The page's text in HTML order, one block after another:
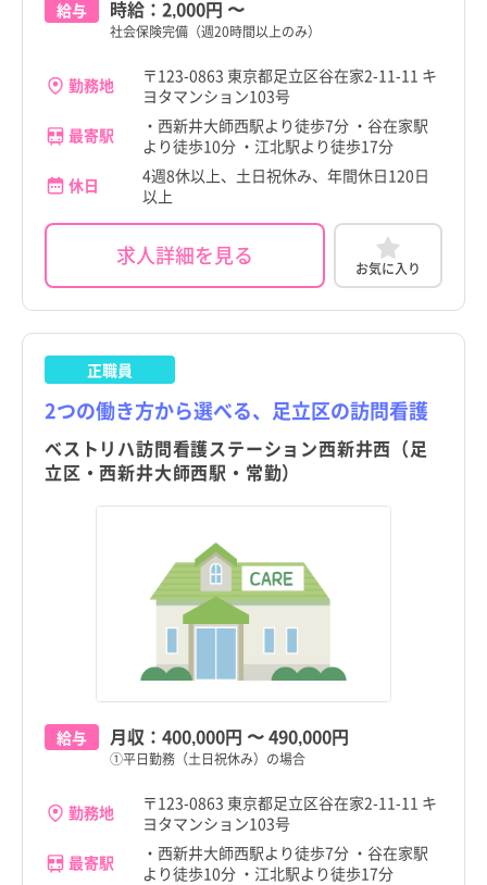
給与 時給： 2,000円 〜
社会保険完備（週20時間以上のみ）
勤務地
〒123-0863 東京都足立区谷在家2-11-11 キ
ヨタマンション103号
最寄駅
・西新井大師西駅より徒歩7分 ・谷在家駅
より徒歩10分 ・江北駅より徒歩17分
休日
4週8休以上、土日祝休み、年間休日120日
以上
求人詳細を見る お気に入り
正職員
2つの働き方から選べる、足立区の訪問看護
ベストリハ訪問看護ステーション西新井西（足
立区・西新井大師西駅・常勤）
給与 月収： 400,000円 〜490,000円
①平日勤務（土日祝休み）の場合
勤務地
〒123-0863 東京都足立区谷在家2-11-11 キ
ヨタマンション103号
最寄駅
・西新井大師西駅より徒歩7分 ・谷在家駅
より徒歩10分 ・江北駅より徒歩17分